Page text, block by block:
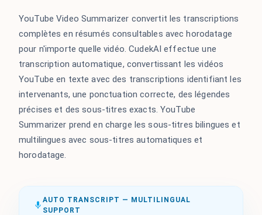
YouTube Video Summarizer convertit les transcriptions
complètes en résumés consultables avec horodatage
pour n'importe quelle vidéo. CudekAI effectue une
transcription automatique, convertissant les vidéos
YouTube en texte avec des transcriptions identifiant les
intervenants, une ponctuation correcte, des légendes
précises et des sous-titres exacts. YouTube
Summarizer prend en charge les sous-titres bilingues et
multilingues avec sous-titres automatiques et
horodatage.
AUTO TRANSCRIPT — MULTILINGUAL
SUPPORT